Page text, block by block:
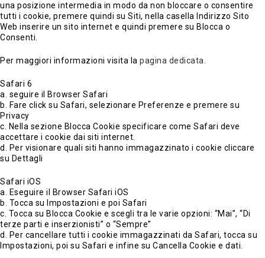
una posizione intermedia in modo da non bloccare o consentire
tutti i cookie, premere quindi su Siti, nella casella Indirizzo Sito
Web inserire un sito internet e quindi premere su Blocca o
Consenti.
Per maggiori informazioni visita lapagina dedicata.
Safari 6
a. seguire il Browser Safari
b. Fare click su Safari, selezionare Preferenze e premere su
Privacy
c. Nella sezione Blocca Cookie specificare come Safari deve
accettare i cookie dai siti internet.
d. Per visionare quali siti hanno immagazzinato i cookie cliccare
su Dettagli
Safari iOS
a. Eseguire il Browser Safari iOS
b. Tocca su Impostazioni e poi Safari
c. Tocca su Blocca Cookie e scegli tra le varie opzioni: “Mai”, “Di
terze parti e inserzionisti” o “Sempre”
d. Per cancellare tutti i cookie immagazzinati da Safari, tocca su
Impostazioni, poi su Safari e infine su Cancella Cookie e dati.